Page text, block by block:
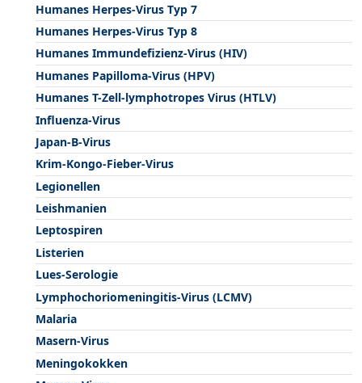
Humanes Herpes-Virus Typ 7
Humanes Herpes-Virus Typ 8
Humanes Immundefizienz-Virus (HIV)
Humanes Papilloma-Virus (HPV)
Humanes T-Zell-lymphotropes Virus (HTLV)
Influenza-Virus
Japan-B-Virus
Krim-Kongo-Fieber-Virus
Legionellen
Leishmanien
Leptospiren
Listerien
Lues-Serologie
Lymphochoriomeningitis-Virus (LCMV)
Malaria
Masern-Virus
Meningokokken